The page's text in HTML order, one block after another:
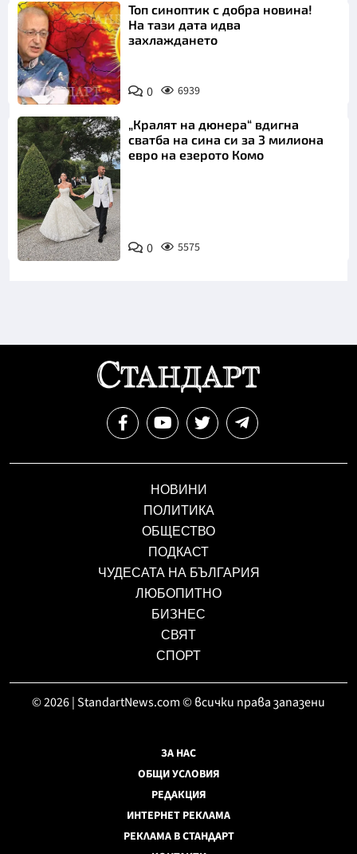
Топ синоптик с добра новина!
На тази дата идва
захлаждането
0 6939
Снимка:
Инстаграм
„Кралят на дюнера“ вдигна
сватба на сина си за 3 милиона
евро на езерото Комо
0 5575
НОВИНИ
ПОЛИТИКА
ОБЩЕСТВО
ПОДКАСТ
ЧУДЕСАТА НА БЪЛГАРИЯ
ЛЮБОПИТНО
БИЗНЕС
СВЯТ
СПОРТ
© 2026 | StandartNews.com © всички права запазени
ЗА НАС
ОБЩИ УСЛОВИЯ
РЕДАКЦИЯ
ИНТЕРНЕТ РЕКЛАМА
РЕКЛАМА В СТАНДАРТ